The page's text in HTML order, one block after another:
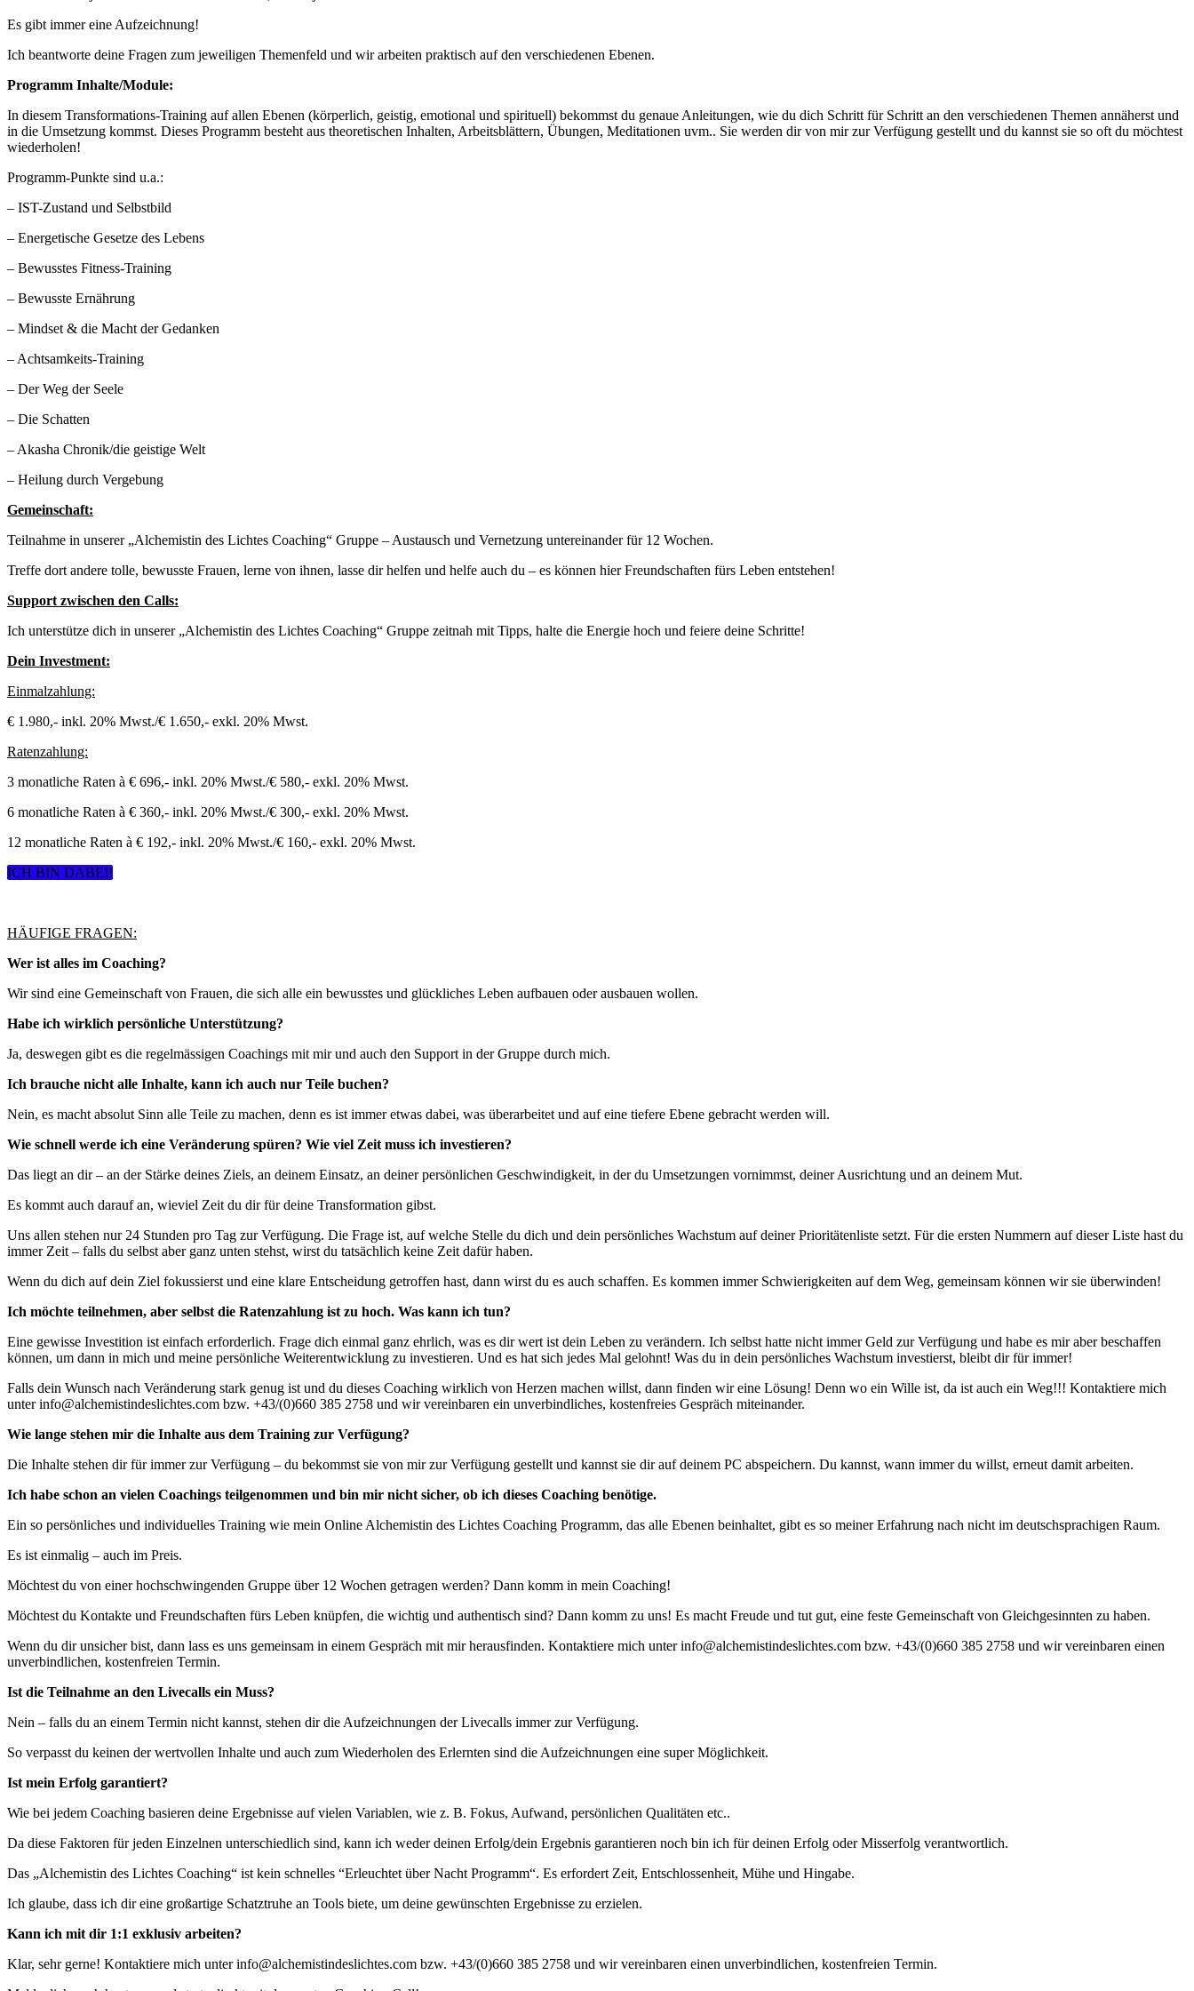
Es gibt immer eine Aufzeichnung!
Ich beantworte deine Fragen zum jeweiligen Themenfeld und wir arbeiten praktisch auf den verschiedenen Ebenen.
Programm Inhalte/Module:
In diesem Transformations-Training auf allen Ebenen (körperlich, geistig, emotional und spirituell) bekommst du genaue Anleitungen, wie du dich Schritt für Schritt an den verschiedenen Themen annäherst und
in die Umsetzung kommst. Dieses Programm besteht aus theoretischen Inhalten, Arbeitsblättern, Übungen, Meditationen uvm.. Sie werden dir von mir zur Verfügung gestellt und du kannst sie so oft du möchtest
wiederholen!
Programm-Punkte sind u.a.:
– IST-Zustand und Selbstbild
– Energetische Gesetze des Lebens
– Bewusstes Fitness-Training
– Bewusste Ernährung
– Mindset & die Macht der Gedanken
– Achtsamkeits-Training
– Der Weg der Seele
– Die Schatten
– Akasha Chronik/die geistige Welt
– Heilung durch Vergebung
Gemeinschaft:
Teilnahme in unserer „Alchemistin des Lichtes Coaching“ Gruppe – Austausch und Vernetzung untereinander für 12 Wochen.
Treffe dort andere tolle, bewusste Frauen, lerne von ihnen, lasse dir helfen und helfe auch du – es können hier Freundschaften fürs Leben entstehen!
Support zwischen den Calls:
Ich unterstütze dich in unserer „Alchemistin des Lichtes Coaching“ Gruppe zeitnah mit Tipps, halte die Energie hoch und feiere deine Schritte!
Dein Investment:
Einmalzahlung:
€ 1.980,- inkl. 20% Mwst./€ 1.650,- exkl. 20% Mwst.
Ratenzahlung:
3 monatliche Raten à € 696,- inkl. 20% Mwst./€ 580,- exkl. 20% Mwst.
6 monatliche Raten à € 360,- inkl. 20% Mwst./€ 300,- exkl. 20% Mwst.
12 monatliche Raten à € 192,- inkl. 20% Mwst./€ 160,- exkl. 20% Mwst.
ICH BIN DABEI!
HÄUFIGE FRAGEN:
Wer ist alles im Coaching?
Wir sind eine Gemeinschaft von Frauen, die sich alle ein bewusstes und glückliches Leben aufbauen oder ausbauen wollen.
Habe ich wirklich persönliche Unterstützung?
Ja, deswegen gibt es die regelmässigen Coachings mit mir und auch den Support in der Gruppe durch mich.
Ich brauche nicht alle Inhalte, kann ich auch nur Teile buchen?
Nein, es macht absolut Sinn alle Teile zu machen, denn es ist immer etwas dabei, was überarbeitet und auf eine tiefere Ebene gebracht werden will.
Wie schnell werde ich eine Veränderung spüren? Wie viel Zeit muss ich investieren?
Das liegt an dir – an der Stärke deines Ziels, an deinem Einsatz, an deiner persönlichen Geschwindigkeit, in der du Umsetzungen vornimmst, deiner Ausrichtung und an deinem Mut.
Es kommt auch darauf an, wieviel Zeit du dir für deine Transformation gibst.
Uns allen stehen nur 24 Stunden pro Tag zur Verfügung. Die Frage ist, auf welche Stelle du dich und dein persönliches Wachstum auf deiner Prioritätenliste setzt. Für die ersten Nummern auf dieser Liste hast du
immer Zeit – falls du selbst aber ganz unten stehst, wirst du tatsächlich keine Zeit dafür haben.
Wenn du dich auf dein Ziel fokussierst und eine klare Entscheidung getroffen hast, dann wirst du es auch schaffen. Es kommen immer Schwierigkeiten auf dem Weg, gemeinsam können wir sie überwinden!
Ich möchte teilnehmen, aber selbst die Ratenzahlung ist zu hoch. Was kann ich tun?
Eine gewisse Investition ist einfach erforderlich. Frage dich einmal ganz ehrlich, was es dir wert ist dein Leben zu verändern. Ich selbst hatte nicht immer Geld zur Verfügung und habe es mir aber beschaffen
können, um dann in mich und meine persönliche Weiterentwicklung zu investieren. Und es hat sich jedes Mal gelohnt! Was du in dein persönliches Wachstum investierst, bleibt dir für immer!
Falls dein Wunsch nach Veränderung stark genug ist und du dieses Coaching wirklich von Herzen machen willst, dann finden wir eine Lösung! Denn wo ein Wille ist, da ist auch ein Weg!!! Kontaktiere mich
unter info@alchemistindeslichtes.com bzw. +43/(0)660 385 2758 und wir vereinbaren ein unverbindliches, kostenfreies Gespräch miteinander.
Wie lange stehen mir die Inhalte aus dem Training zur Verfügung?
Die Inhalte stehen dir für immer zur Verfügung – du bekommst sie von mir zur Verfügung gestellt und kannst sie dir auf deinem PC abspeichern. Du kannst, wann immer du willst, erneut damit arbeiten.
Ich habe schon an vielen Coachings teilgenommen und bin mir nicht sicher, ob ich dieses Coaching benötige.
Ein so persönliches und individuelles Training wie mein Online Alchemistin des Lichtes Coaching Programm, das alle Ebenen beinhaltet, gibt es so meiner Erfahrung nach nicht im deutschsprachigen Raum.
Es ist einmalig – auch im Preis.
Möchtest du von einer hochschwingenden Gruppe über 12 Wochen getragen werden? Dann komm in mein Coaching!
Möchtest du Kontakte und Freundschaften fürs Leben knüpfen, die wichtig und authentisch sind? Dann komm zu uns! Es macht Freude und tut gut, eine feste Gemeinschaft von Gleichgesinnten zu haben.
Wenn du dir unsicher bist, dann lass es uns gemeinsam in einem Gespräch mit mir herausfinden. Kontaktiere mich unter info@alchemistindeslichtes.com bzw. +43/(0)660 385 2758 und wir vereinbaren einen
unverbindlichen, kostenfreien Termin.
Ist die Teilnahme an den Livecalls ein Muss?
Nein – falls du an einem Termin nicht kannst, stehen dir die Aufzeichnungen der Livecalls immer zur Verfügung.
So verpasst du keinen der wertvollen Inhalte und auch zum Wiederholen des Erlernten sind die Aufzeichnungen eine super Möglichkeit.
Ist mein Erfolg garantiert?
Wie bei jedem Coaching basieren deine Ergebnisse auf vielen Variablen, wie z. B. Fokus, Aufwand, persönlichen Qualitäten etc..
Da diese Faktoren für jeden Einzelnen unterschiedlich sind, kann ich weder deinen Erfolg/dein Ergebnis garantieren noch bin ich für deinen Erfolg oder Misserfolg verantwortlich.
Das „Alchemistin des Lichtes Coaching“ ist kein schnelles “Erleuchtet über Nacht Programm“. Es erfordert Zeit, Entschlossenheit, Mühe und Hingabe.
Ich glaube, dass ich dir eine großartige Schatztruhe an Tools biete, um deine gewünschten Ergebnisse zu erzielen.
Kann ich mit dir 1:1 exklusiv arbeiten?
Klar, sehr gerne! Kontaktiere mich unter info@alchemistindeslichtes.com bzw. +43/(0)660 385 2758 und wir vereinbaren einen unverbindlichen, kostenfreien Termin.